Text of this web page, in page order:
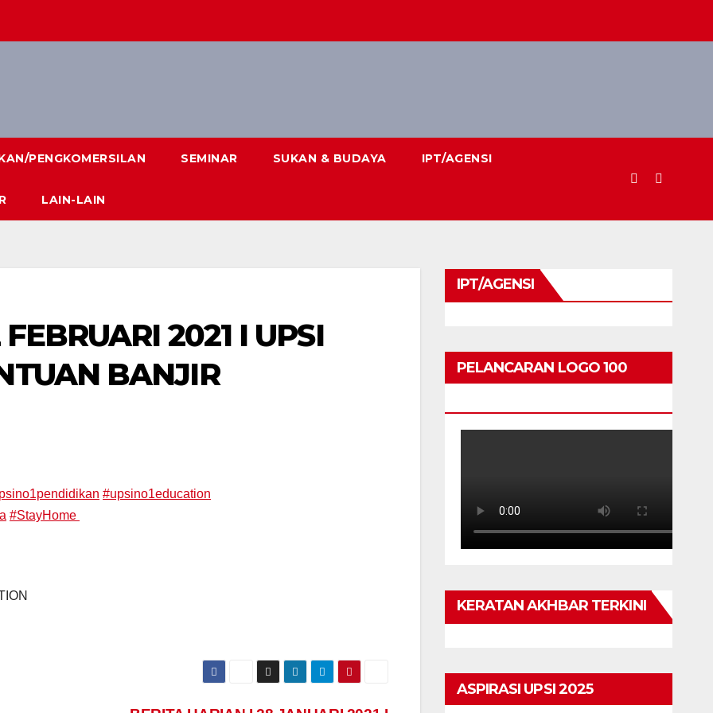
PENGKOMERSILAN SEMINAR SUKAN & BUDAYA IPT/AGENSI
LAIN-LAIN
2021 I UPSI
BANJIR
#upsino1education
#StayHome
IPT/AGENSI
PELANCARAN LOGO 100
KERATAN AKHBAR TERKINI
ASPIRASI UPSI 2025